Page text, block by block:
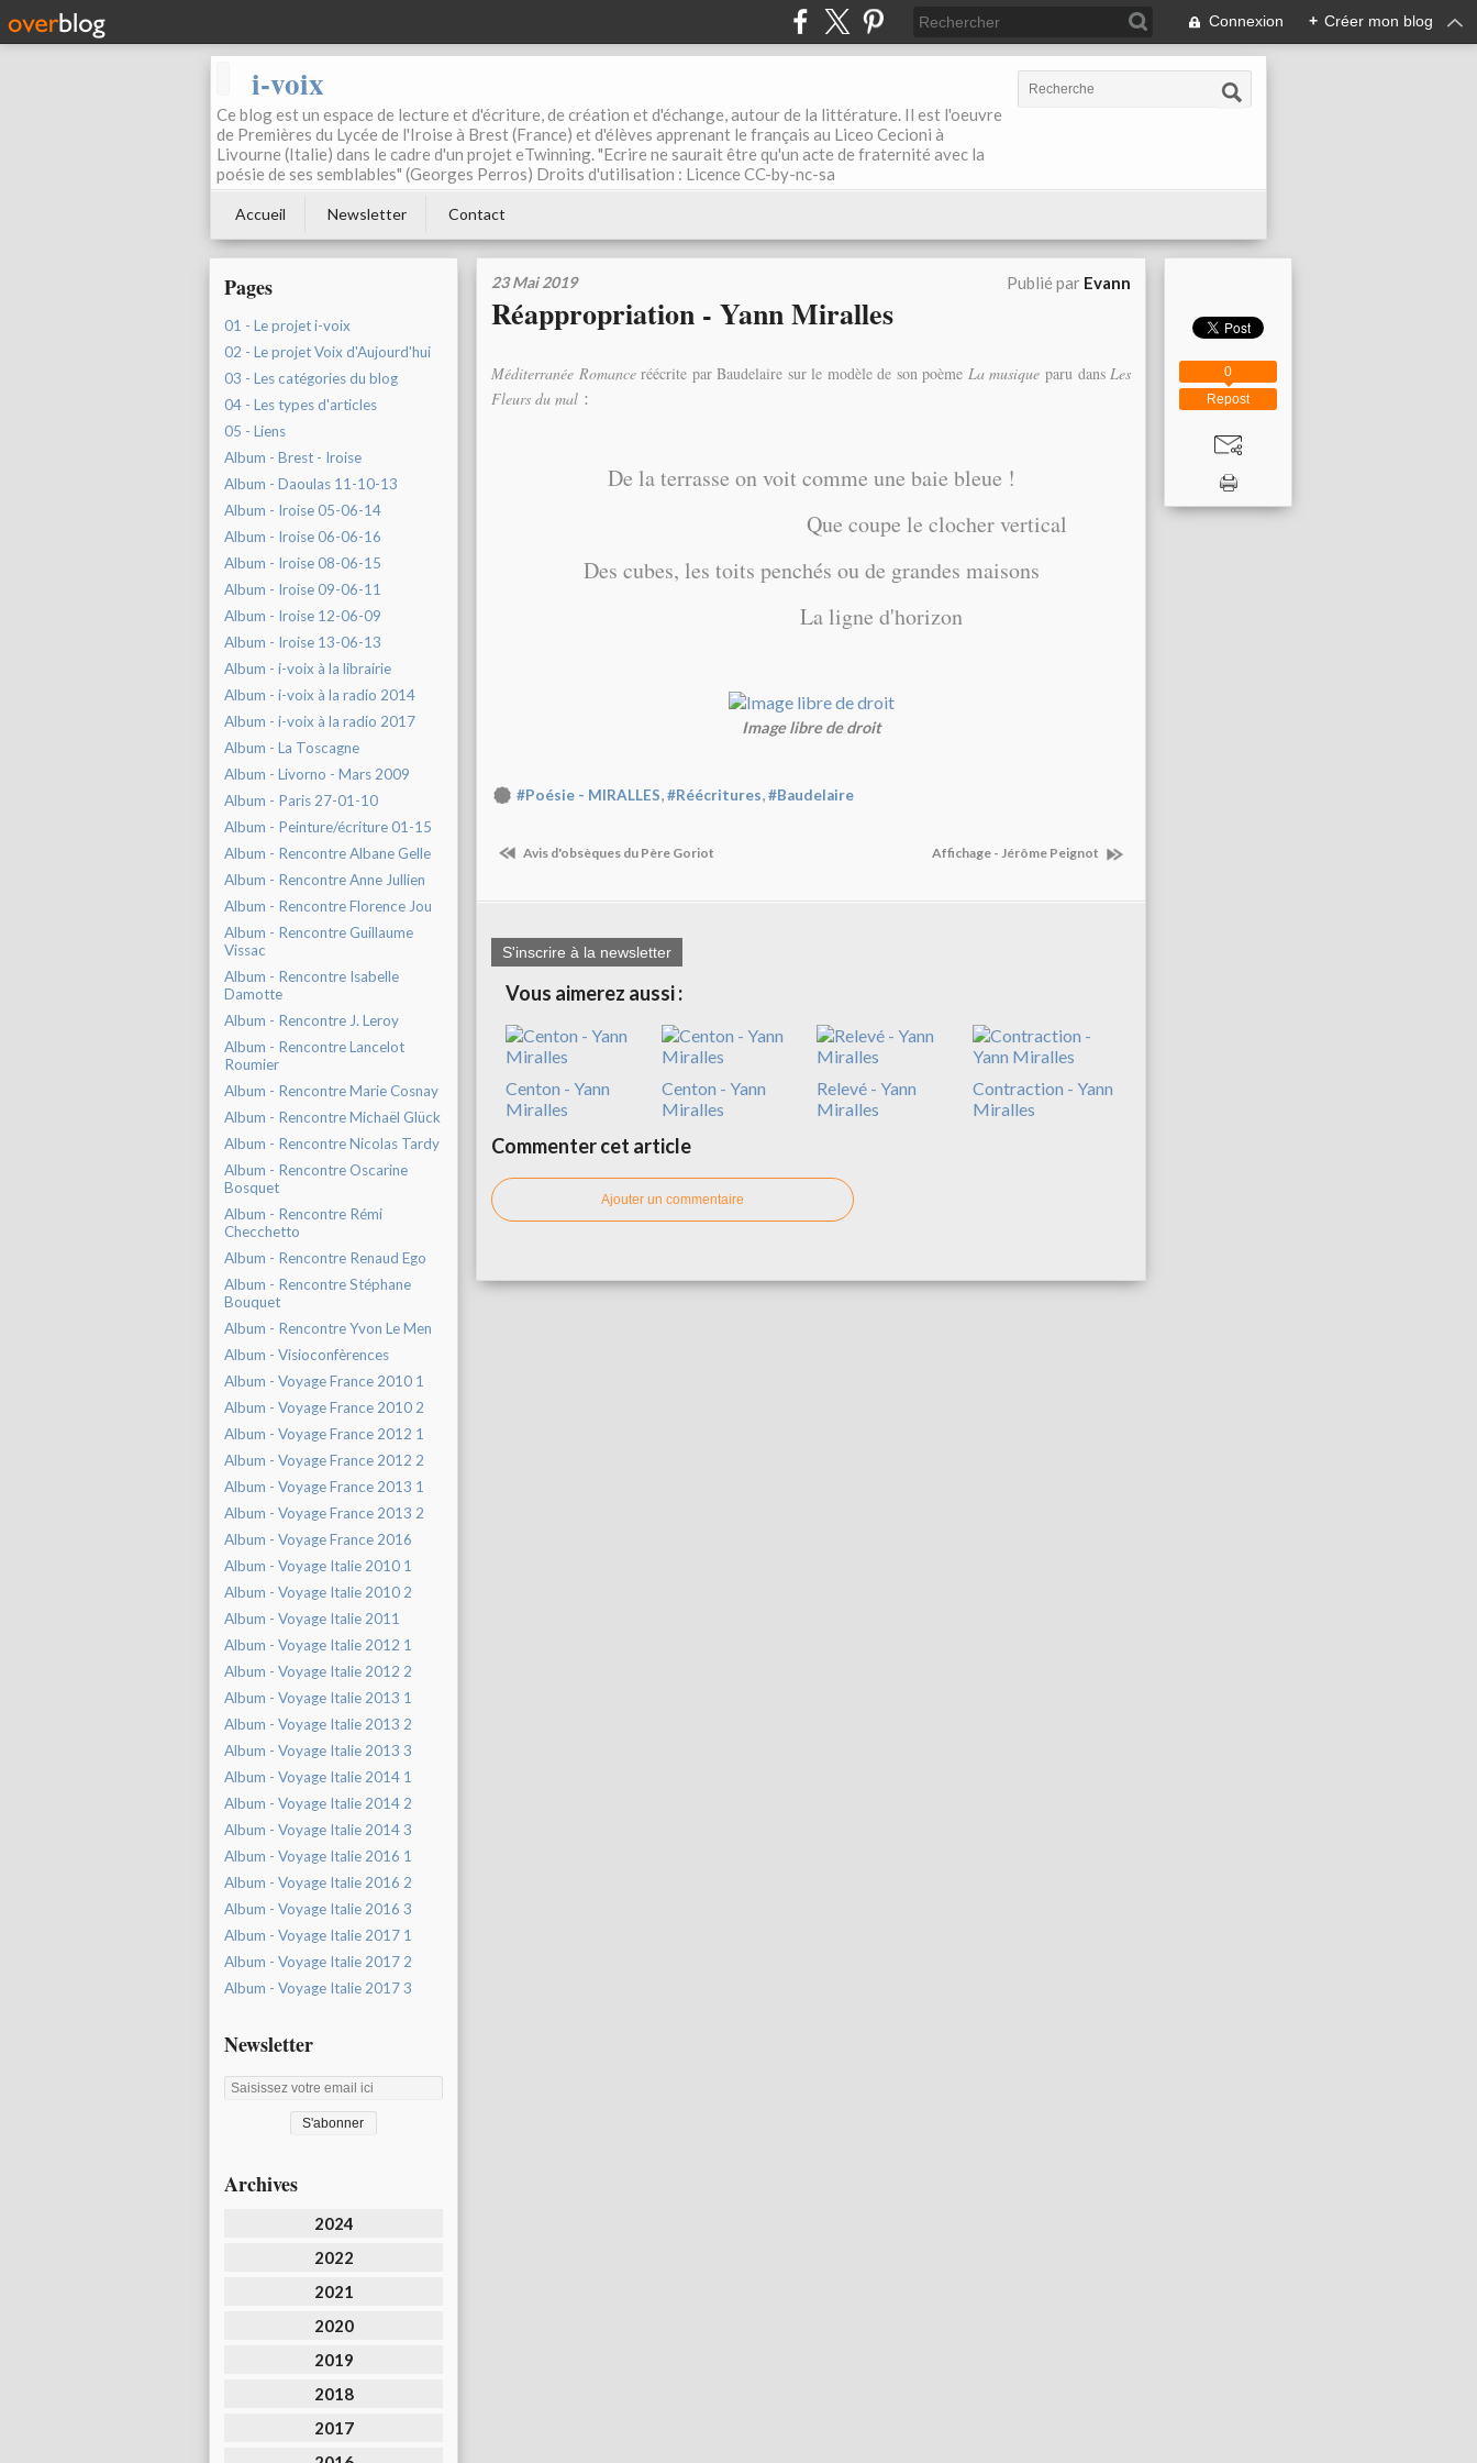
Connexion + Créer mon blog
i-voix
Ce blog est un espace de lecture et d'écriture, de création et d'échange, autour de la littérature. Il est l'oeuvre
de Premières du Lycée de l'Iroise à Brest (France) et d'élèves apprenant le français au Liceo Cecioni à
Livourne (Italie) dans le cadre d'un projet eTwinning. "Ecrire ne saurait être qu'un acte de fraternité avec la
poésie de ses semblables" (Georges Perros) Droits d'utilisation : Licence CC-by-nc-sa
Accueil Newsletter Contact
Pages
01 - Le projet i-voix
02 - Le projet Voix d'Aujourd'hui
03 - Les catégories du blog
04 - Les types d'articles
05 - Liens
Album - Brest - Iroise
Album - Daoulas 11-10-13
Album - Iroise 05-06-14
Album - Iroise 06-06-16
Album - Iroise 08-06-15
Album - Iroise 09-06-11
Album - Iroise 12-06-09
Album - Iroise 13-06-13
Album - i-voix à la librairie
Album - i-voix à la radio 2014
Album - i-voix à la radio 2017
Album - La Toscagne
Album - Livorno - Mars 2009
Album - Paris 27-01-10
Album - Peinture/écriture 01-15
Album - Rencontre Albane Gelle
Album - Rencontre Anne Jullien
Album - Rencontre Florence Jou
Album - Rencontre Guillaume
Vissac
Album - Rencontre Isabelle
Damotte
Album - Rencontre J. Leroy
Album - Rencontre Lancelot
Roumier
Album - Rencontre Marie Cosnay
Album - Rencontre Michaël Glück
Album - Rencontre Nicolas Tardy
Album - Rencontre Oscarine
Bosquet
Album - Rencontre Rémi
Checchetto
Album - Rencontre Renaud Ego
Album - Rencontre Stéphane
Bouquet
Album - Rencontre Yvon Le Men
Album - Visioconfèrences
Album - Voyage France 2010 1
Album - Voyage France 2010 2
Album - Voyage France 2012 1
Album - Voyage France 2012 2
Album - Voyage France 2013 1
Album - Voyage France 2013 2
Album - Voyage France 2016
Album - Voyage Italie 2010 1
Album - Voyage Italie 2010 2
Album - Voyage Italie 2011
Album - Voyage Italie 2012 1
Album - Voyage Italie 2012 2
Album - Voyage Italie 2013 1
Album - Voyage Italie 2013 2
Album - Voyage Italie 2013 3
Album - Voyage Italie 2014 1
Album - Voyage Italie 2014 2
Album - Voyage Italie 2014 3
Album - Voyage Italie 2016 1
Album - Voyage Italie 2016 2
Album - Voyage Italie 2016 3
Album - Voyage Italie 2017 1
Album - Voyage Italie 2017 2
Album - Voyage Italie 2017 3
Newsletter
Archives
2024
2022
2021
2020
2019
2018
2017
23 Mai 2019 Publié par Evann
Réappropriation - Yann Miralles
Méditerranée Romanceréécrite par Baudelaire sur le modèle de son poème La musique paru dansLes
Fleurs du mal :
De la terrasse on voit comme une baie bleue !
Que coupe le clocher vertical
Des cubes, les toits penchés ou de grandes maisons
La ligne d'horizon
Image libre de droit
#Poésie - MIRALLES,#Réécritures,#Baudelaire
Avis d'obsèques du Père Goriot Affichage - Jérôme Peignot
S'inscrire à la newsletter
Vous aimerez aussi :
Centon - Yann
Miralles
Centon - Yann
Miralles
Relevé - Yann
Miralles
Contraction - Yann
Miralles
Commenter cet article
Ajouter un commentaire
Repost
0